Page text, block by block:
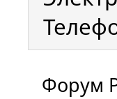
Форум